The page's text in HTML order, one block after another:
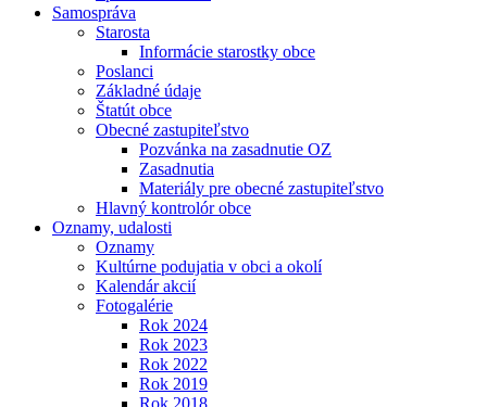
Samospráva
Starosta
Informácie starostky obce
Poslanci
Základné údaje
Štatút obce
Obecné zastupiteľstvo
Pozvánka na zasadnutie OZ
Zasadnutia
Materiály pre obecné zastupiteľstvo
Hlavný kontrolór obce
Oznamy, udalosti
Oznamy
Kultúrne podujatia v obci a okolí
Kalendár akcií
Fotogalérie
Rok 2024
Rok 2023
Rok 2022
Rok 2019
Rok 2018